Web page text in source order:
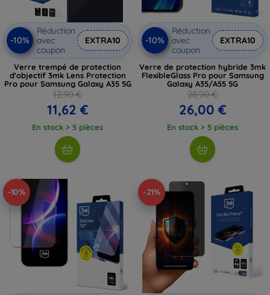
-10%
Réduction
avec
coupon
EXTRA10
Verre trempé de protection
d'objectif 3mk Lens Protection
Pro pour Samsung Galaxy A35 5G
12,90 €
11,62 €
En stock > 5 pièces
-10%
Réduction
avec
coupon
EXTRA10
Verre de protection hybride 3mk
FlexibleGlass Pro pour Samsung
Galaxy A35/A55 5G
28,90 €
26,00 €
En stock > 5 pièces
-10% -21%